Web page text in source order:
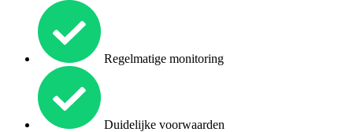
Regelmatige monitoring
Duidelijke voorwaarden